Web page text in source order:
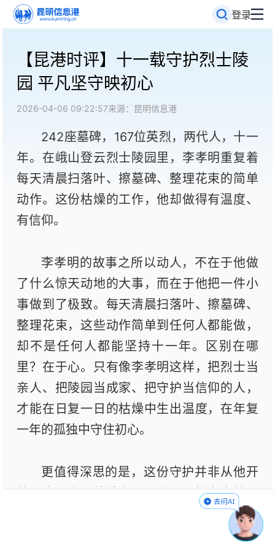
登录
【昆港时评】十一载守护烈士陵
园 平凡坚守映初心
2026-04-06 09:22:57来源：昆明信息港
242座墓碑，167位英烈，两代人，十一
年。在峨山登云烈士陵园里，李孝明重复着
每天清晨扫落叶、擦墓碑、整理花束的简单
动作。这份枯燥的工作，他却做得有温度、
有信仰。
李孝明的故事之所以动人，不在于他做
了什么惊天动地的大事，而在于他把一件小
事做到了极致。每天清晨扫落叶、擦墓碑、
整理花束，这些动作简单到任何人都能做，
却不是任何人都能坚持十一年。区别在哪
里？在于心。只有像李孝明这样，把烈士当
亲人、把陵园当成家、把守护当信仰的人，
才能在日复一日的枯燥中生出温度，在年复
一年的孤独中守住初心。
更值得深思的是，这份守护并非从他开
始，也不会因他结束。两代人，接力守护同
一片土地，这是一种怎样的精神纽带？父亲
说“陵在，魂在；人在，心在”，李孝明记了